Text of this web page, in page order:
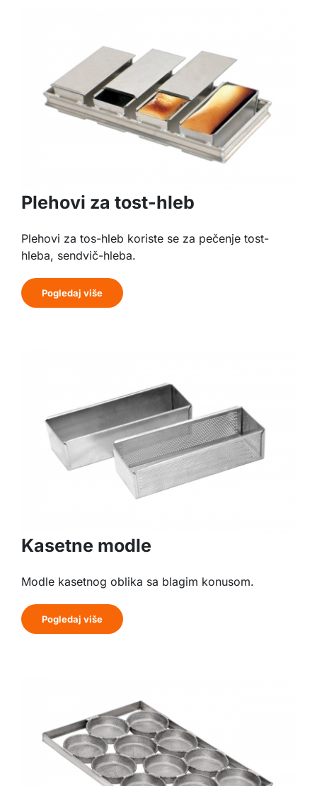
Plehovi za tost-hleb
Plehovi za tos-hleb koriste se za pečenje tost-
hleba, sendvič-hleba.
Pogledaj više
Kasetne modle
Modle kasetnog oblika sa blagim konusom.
Pogledaj više